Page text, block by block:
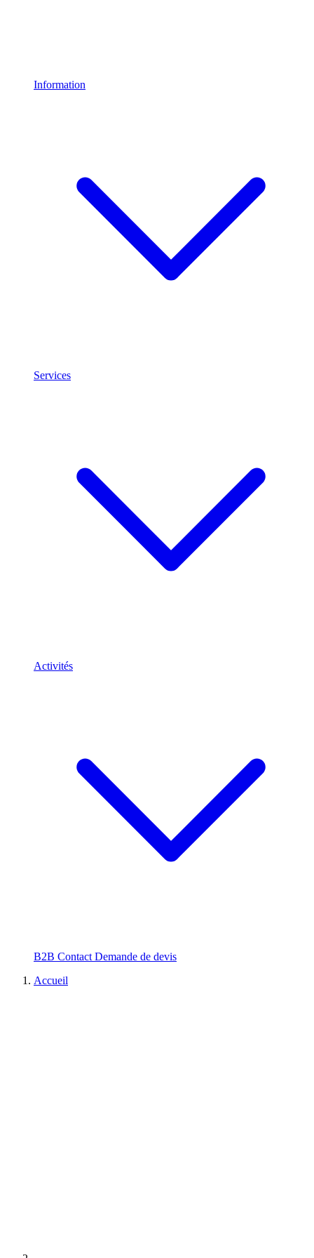
Information
Services
Activités
B2B Contact Demande de devis
Accueil